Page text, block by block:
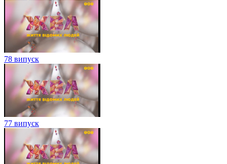
78 випуск
77 випуск